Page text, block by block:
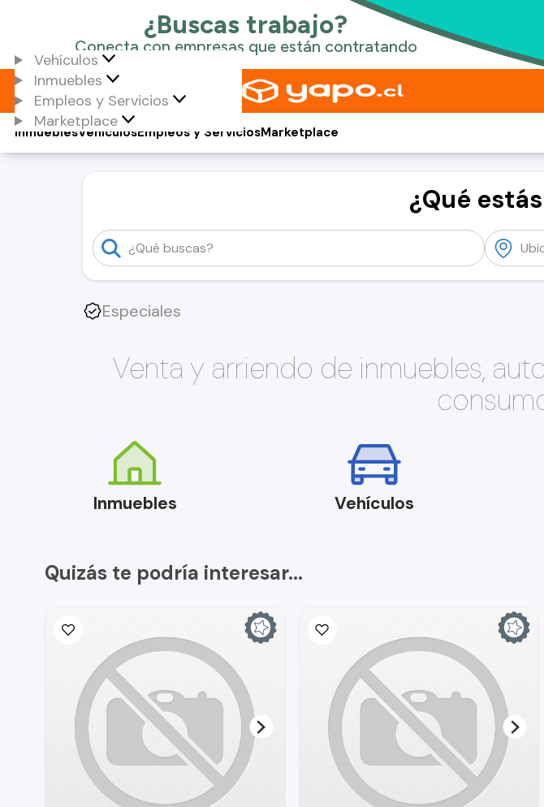
Vehículos
Inmuebles
Empleos y Servicios
Marketplace
Vehículos
Inmuebles Empleos y ServiciosMarketplace
¿Qué
Especiales
Venta y arriendo de inmuebles,
Inmuebles Vehículos
Quizás te podría interesar...